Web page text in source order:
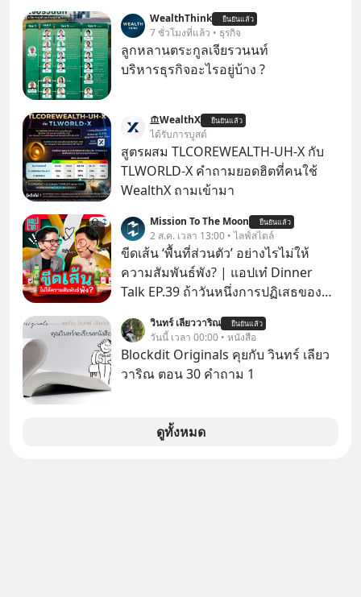
WealthThink ยืนยันแล้ว
7 ชั่วโมงที่แล้ว • ธุรกิจ
ลูกหลานตระกูลเจียรวนนท์
บริหารธุรกิจอะไรอยู่บ้าง ?
WealthX ยืนยันแล้ว
ได้รับการบูสต์
สูตรผสม TLCOREWEALTH-UH-X กับ
TLWORLD-X คำถามยอดฮิตที่คนใช้
WealthX ถามเข้ามา
Mission To The Moon ยืนยันแล้ว
2 ส.ค. เวลา 13:00 • ไลฟ์สไตล์
ขีดเส้น ‘พื้นที่ส่วนตัว’ อย่างไรไม่ให้
ความสัมพันธ์พัง? | แอปเท๋ Dinner
Talk EP.39 ถ้าวันหนึ่งการปฏิเสธของ
ตั้งกำแพงใส่และมองว่าเราเห็นแก่ตัวทั้ง
ที่เราเองก็ไม่เคยปฏิเสธใครอย่างนี้มา
ก่อน แต่พอตั้งใจจะ ‘สร้างขอบเขต’ เพื่อ
การแอปเท๋ Dinner Talk ในวันนี้โฮสต์
ทั้ง 2 ท่าน แทป-รวิศ หาญอุตสาหะ และ
วินทร์ เลียววาริณ ยืนยันแล้ว
วันนี้ เวลา 00:00 • หนังสือ
Blockdit Originals คุยกับ วินทร์ เลียว
วาริณ ตอน 30 คำถาม 1
ดูทั้งหมด